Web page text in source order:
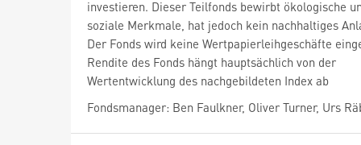
investieren. Dieser Teilfonds bewirbt ökologische
soziale Merkmale, hat jedoch kein nachhaltiges
Der Fonds wird keine Wertpapierleihgeschäfte
Rendite des Fonds hängt hauptsächlich von der
Wertentwicklung des nachgebildeten Index ab
Fondsmanager: Ben Faulkner, Oliver Turner, Urs